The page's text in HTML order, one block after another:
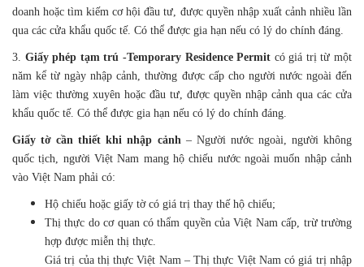
doanh hoặc tìm kiếm cơ hội đầu tư, được quyền nhập xuất cảnh nhiều lần
qua các cửa khẩu quốc tế. Có thể được gia hạn nếu có lý do chính đáng.
3. Giấy phép tạm trú -Temporary Residence Permit có giá trị từ một
năm kể từ ngày nhập cảnh, thường được cấp cho người nước ngoài đến
làm việc thường xuyên hoặc đầu tư, được quyền nhập cảnh qua các cửa
khẩu quốc tế. Có thể được gia hạn nếu có lý do chính đáng.
Giấy tờ cần thiết khi nhập cảnh– Người nước ngoài, người không
quốc tịch, người Việt Nam mang hộ chiếu nước ngoài muốn nhập cảnh
vào Việt Nam phải có:
Hộ chiếu hoặc giấy tờ có giá trị thay thế hộ chiếu;
Thị thực do cơ quan có thẩm quyền của Việt Nam cấp, trừ trường
hợp được miễn thị thực.
Giá trị của thị thực Việt Nam – Thị thực Việt Nam có giá trị nhập